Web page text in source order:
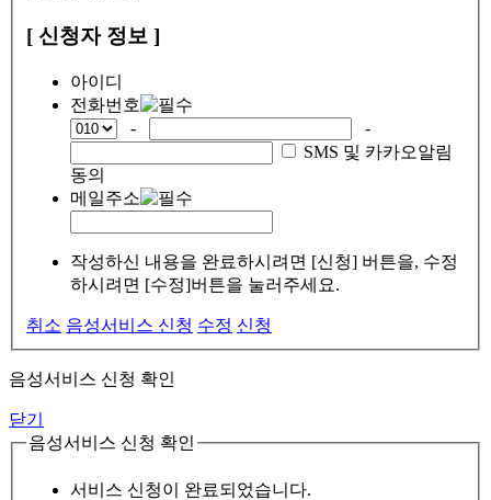
[ 신청자 정보 ]
아이디
전화번호
-
-
SMS 및 카카오알림
동의
메일주소
작성하신 내용을 완료하시려면 [신청] 버튼을, 수정
하시려면 [수정]버튼을 눌러주세요.
취소 음성서비스 신청 수정 신청
음성서비스 신청 확인
닫기
음성서비스 신청 확인
서비스 신청이 완료되었습니다.